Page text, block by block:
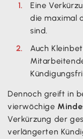
Eine
die maximal
sind.
Auch
Dennoch greift in
vierwöchige
Verkürzung der
verlängerten